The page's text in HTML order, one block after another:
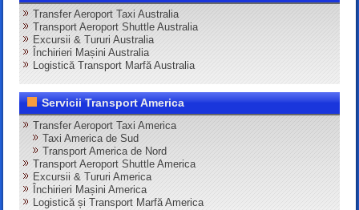
Transfer Aeroport Taxi Australia
Transport Aeroport Shuttle Australia
Excursii & Tururi Australia
Închirieri Mașini Australia
Logistică Transport Marfă Australia
Servicii Transport America
Transfer Aeroport Taxi America
Taxi America de Sud
Transport America de Nord
Transport Aeroport Shuttle America
Excursii & Tururi America
Închirieri Mașini America
Logistică și Transport Marfă America